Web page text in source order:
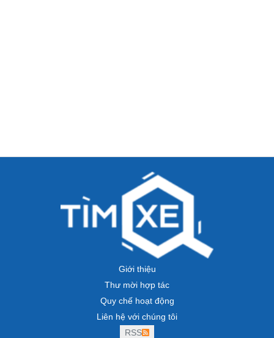
Giới thiệu
Thư mời hợp tác
Quy chế hoạt động
Liên hệ với chúng tôi
RSS